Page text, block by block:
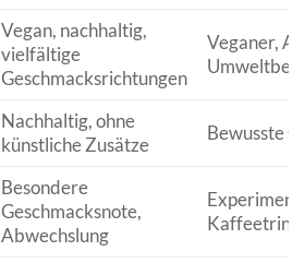
Vegan, nachhaltig,
vielfältige
Geschmacksrichtungen
Veganer,
Nachhaltig, ohne
künstliche Zusätze
Bewusste
Besondere
Geschmacksnote,
Abwechslung